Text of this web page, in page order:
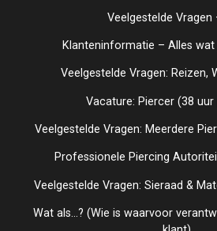
Veelgestelde Vragen
Klanteninformatie – Alles
Veelgestelde Vragen: Reizen,
Vacature: Piercer (38 uur
Veelgestelde Vragen: Meerdere
Professionele Piercing
Veelgestelde Vragen: Sieraad &
Wat als...? (Wie is waarvoor